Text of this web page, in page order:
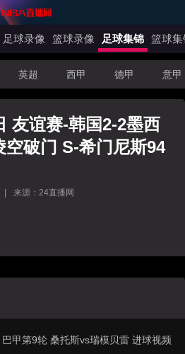
足球录像 篮球录像 足球集锦 篮球集
英超 西甲 德甲 意甲
友谊赛-韩国2-2墨西
破门 S-希门尼斯94
来源：24直播网
甲第9轮 桑托斯vs瑞模贝雷 进球视频